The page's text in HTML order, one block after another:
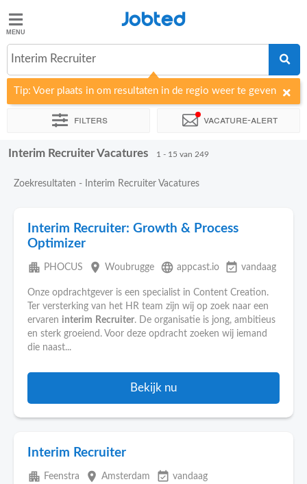
Jobted
Vacatures
Jobted
Interim Recruiter
Tip: Voer plaats in om resultaten in de regio weer te geven
Filters Vacature-alert
Sorteer op Bedrijf Uitzendbureau
Interim Recruiter Vacatures 1 - 15 van 249
Zoekresultaten - Interim Recruiter Vacatures
Interim Recruiter: Growth & Process
Optimizer
apartment PHOCUS place Woubrugge language appcast.io event_available vandaag
Onze opdrachtgever is een specialist in Content Creation.
Ter versterking van het HR team zijn wij op zoek naar een
ervaren interim Recruiter. De organisatie is jong, ambitieus
en sterk groeiend. Voor deze opdracht zoeken wij iemand
die naast...
Bekijk nu
Interim Recruiter
apartment Feenstra place Amsterdam event_available vandaag